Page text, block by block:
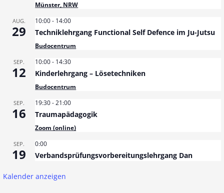
t
Münster, NRW
AUG.
29
10:00- 14:00
Techniklehrgang Functional Self Defence im Ju-Jutsu
Budocentrum
SEP.
12
10:00- 14:30
Kinderlehrgang – Lösetechniken
Budocentrum
SEP.
16
19:30-21:00
Traumapädagogik
Zoom (online)
SEP.
19
0:00
Verbandsprüfungsvorbereitungslehrgang Dan
Kalender anzeigen